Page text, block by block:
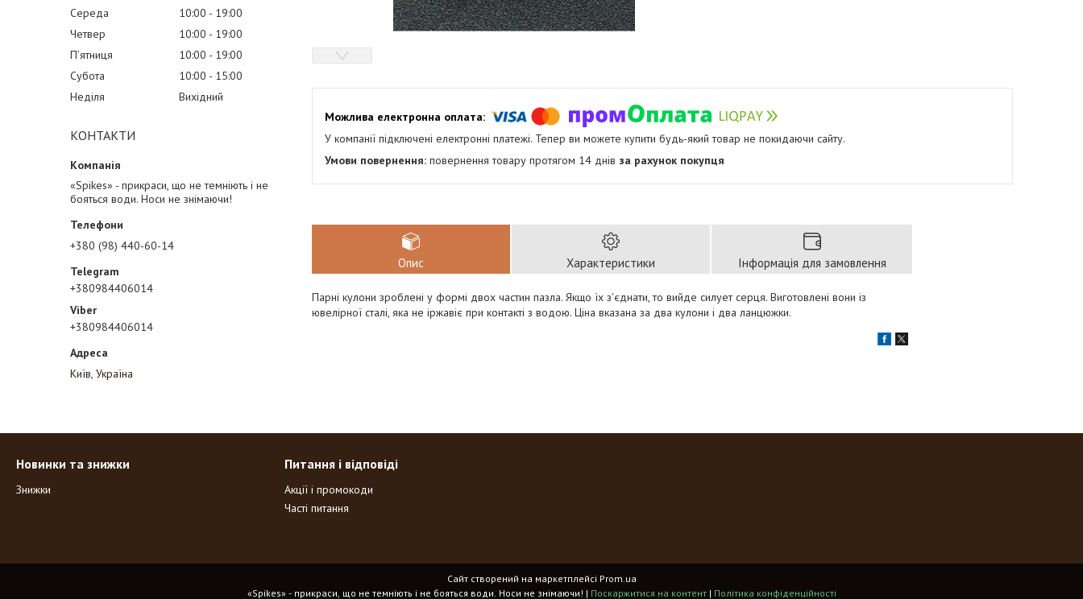
Середа
10:00
19:00
Четвер
10:00
19:00
Пʼятниця
10:00
19:00
Субота
10:00
15:00
Неділя
Вихідний
КОНТАКТИ
«Spikes» - прикраси, що не темніють і не
бояться води. Носи не знімаючи!
+380 (98) 440-60-14
+380984406014
+380984406014
Київ, Україна
У компанії підключені електронні платежі. Тепер ви можете купити будь-який товар не покидаючи сайту.
повернення товару протягом 14 днів за рахунок покупця
Опис Характеристики Інформація для замовлення
Парні кулони зроблені у формі двох частин пазла. Якщо їх з'єднати, то вийде силует серця. Виготовлені вони із
ювелірної сталі, яка не іржавіє при контакті з водою. Ціна вказана за два кулони і два ланцюжки.
Новинки та знижки
Знижки
Питання і відповіді
Акції і промокоди
Часті питання
Сайт створений на маркетплейсі Prom.ua
«Spikes» - прикраси, що не темніють і не бояться води. Носи не знімаючи! | Поскаржитися на контент | Політика конфіденційності